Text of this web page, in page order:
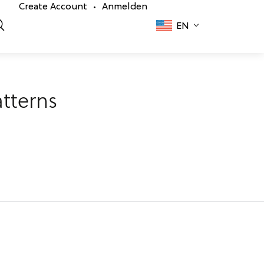
Create Account •
Anmelden
EN